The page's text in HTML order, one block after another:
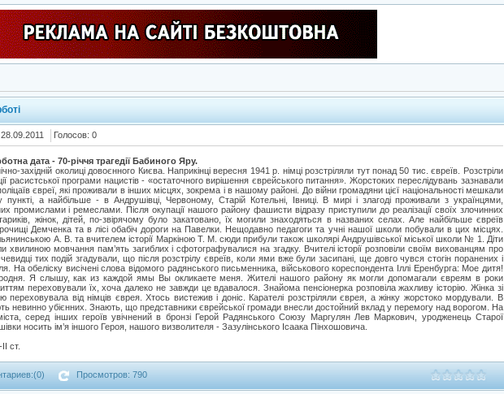
Голосов: 0
дата - 70-річчя трагедії Бабиного Яру.
західній околиці довоєнного Києва. Наприкінці вересня 1941 р. німці розстріляли тут понад 50 тис. євреїв. Розстріли
расистської програми нацистів - «остаточного вирішення єврейського питання». Жорстоких переслідувань зазнавали
євреї, які проживали в інших місцях, зокрема і в нашому районі. До війни громадяни цієї національності мешкали
а найбільше - в Андрушівці, Червоному, Старій Котельні, Івниці. В мирі і злагоді проживали з українцями,
промислами і ремеслами. Після окупації нашого району фашисти відразу приступили до реалізації своїх злочинних
жінок, дітей, по-звірячому було закатовано, їх могили знаходяться в названих селах. Але найбільше євреїв
Демченка та в лісі обабіч дороги на Павелки. Нещодавно педагоги та учні нашої школи побували в цих місцях.
А. В. та вчителем історії Маркіною Т. М. сюди прибули також школярі Андрушівської міської школи № 1. Діти
хвилиною мовчання пам’ять загиблих і сфотографувалися на згадку. Вчителі історії розповіли своїм вихованцям про
тих подій згадували, що після розстрілу євреїв, коли ями вже були засипані, ще довго чувся стогін поранених і
На обеліску висічені слова відомого радянського письменника, військового кореспондента Іллі Еренбурга: Мое дитя!
Я слышу, как из каждой ямы Вы окликаете меня. Жителі нашого району як могли допомагали євреям в роки
переховували їх, хоча далеко не завжди це вдавалося. Знайома пенсіонерка розповіла жахливу історію. Жінка зі
переховувала від німців єврея. Хтось вистежив і доніс. Карателі розстріляли єврея, а жінку жорстоко мордували. В
невинно убієнних. Знають, що представники єврейської громади внесли достойний вклад у перемогу над ворогом. На
серед інших героїв увічнений в бронзі Герой Радянського Союзу Маргулян Лев Маркович, уродженець Старої
носить ім’я іншого Героя, нашого визволителя - Зазулінського Ісаака Пінхошовича.
ст.
Просмотров: 790